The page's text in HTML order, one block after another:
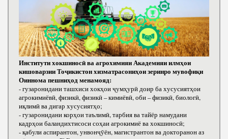
Институти хокшиносӣ ва агрохимияи Академияи илмҳои
кишоварзии Тоҷикистон хизматрасониҳои зеринро мувофиқи
Оиннома пешниҳод менамояд:
- гузаронидани ташхиси хокҳои ҷумҳурӣ доир ба хусусиятҳои
агрокимиёвӣ, физикӣ, физикӣ – кимиёвӣ, оби – физикӣ, биологӣ,
иқлимӣ ва дигар хусусиятҳо;
- гузаронидани корҳои таълимӣ, тарбия ва тайёр намудани
кадрҳои баландихтисоси соҳаи агрокимиё ва хокшиносӣ;
- қабули аспирантон, унвонҷӯён, магистрантон ва докторанон аз